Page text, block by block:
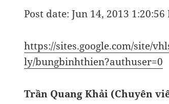
Post date: Jun 14, 2013 1:20:56
https://sites.google.com/site/
ly/bungbinhthien?authuser=0
Trần Quang Khải (Chuyên